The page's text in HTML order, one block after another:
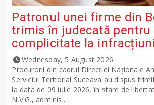
Patronul unei firme din
trimis în judecată pentru
complicitate la
Wednesday, 5 August 2026
Procurorii din cadrul Direcției Naționale
Serviciul Teritorial Suceava au dispus
la data de 09 iulie 2026, în stare de
N.V.G., adminis...